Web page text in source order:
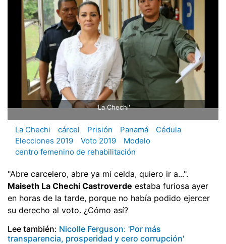
'La Chechi'
La Chechi cárcel Prisión Panamá
Cédula
Elecciones 2019
Voto 2019
Modelo
centro femenino de rehabilitación
"Abre carcelero, abre ya mi celda, quiero ir a...".
Maiseth La Chechi Castroverde estaba furiosa ayer
en horas de la tarde, porque no había podido ejercer
su derecho al voto. ¿Cómo así?
Lee también: Nicolle Ferguson: 'Por más
transparencia, prosperidad y cero corrupción'